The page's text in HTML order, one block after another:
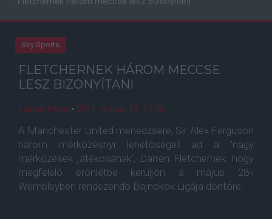
Sky Sports
FLETCHERNEK HÁROM MECCSE
LESZ BIZONYÍTANI
Lakner Péter • 2011. május. 11. 13:36
A Manchester United menedzsere, Sir Alex Ferguson
három mérkõzésnyi lehetõséget ad a 'nagy
mérkõzések játékosának', Darren Fletchernek, hogy
megfelelõ erõnlétbe kerüljön a május 28-i
Wembleyben rendezendõ Bajnokok Ligája döntõre.